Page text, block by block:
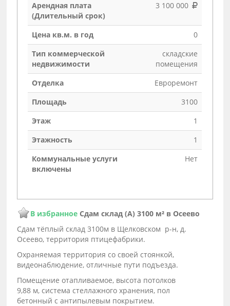
Арендная плата
(Длительный срок)
3 100 000
Цена кв.м. в год
0
Тип коммерческой
недвижимости
складские
помещения
Отделка
Евроремонт
Площадь
3100
Этаж
1
Этажность
1
Коммунальные услуги
включены
Нет
В избранное Сдам склад (А) 3100 м² в Осеево
Сдам тёплый склад 3100м в Щелковском р-н, д.
Осеево, территория птицефабрики.
Охраняемая территория со своей стоянкой,
видеонаблюдение, отличные пути подъезда.
Помещение отапливаемое, высота потолков
9,88 м, система стеллажного хранения, пол
бетонный с антипылевым покрытием.